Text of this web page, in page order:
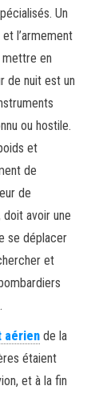
Un
l’armement
en
de nuit est un
ou hostile.
et
de
de
avoir une
se déplacer
et
aérien de la
étaient
et à la fin